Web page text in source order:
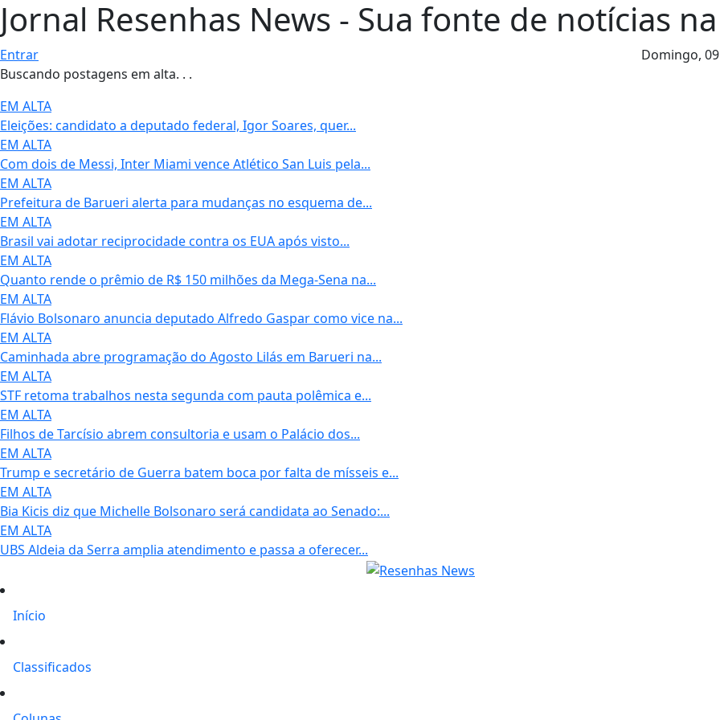
Jornal Resenhas News - Sua fonte de notícias
Entrar
Buscando postagens em alta. . .
EM ALTA
Eleições: candidato a deputado federal, Igor Soares, quer...
EM ALTA
Com dois de Messi, Inter Miami vence Atlético San Luis pela...
EM ALTA
Prefeitura de Barueri alerta para mudanças no esquema de...
EM ALTA
Brasil vai adotar reciprocidade contra os EUA após visto...
EM ALTA
Quanto rende o prêmio de R$ 150 milhões da Mega-Sena na...
EM ALTA
Flávio Bolsonaro anuncia deputado Alfredo Gaspar como vice na...
EM ALTA
Caminhada abre programação do Agosto Lilás em Barueri na...
EM ALTA
STF retoma trabalhos nesta segunda com pauta polêmica e...
EM ALTA
Filhos de Tarcísio abrem consultoria e usam o Palácio dos...
EM ALTA
Trump e secretário de Guerra batem boca por falta de mísseis e...
EM ALTA
Bia Kicis diz que Michelle Bolsonaro será candidata ao Senado:...
EM ALTA
UBS Aldeia da Serra amplia atendimento e passa a oferecer...
Domingo,
Início
Classificados